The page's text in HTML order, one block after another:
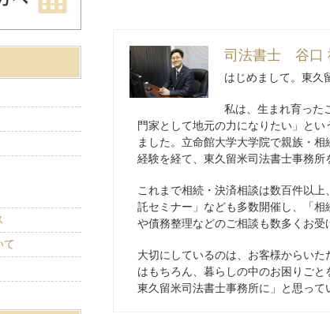
司法書士 谷口
はじめまして。東久
私は、生まれ育った
門家として地元の力になりたい」と
ました。立命館大学大学院で親族・
経験を経て、東久留米司法書士事務所
これまで相続・決済相談は数百件以
託セミナー」なども多数開催し、「
や債務整理などのご相談も数多くお受
大切にしているのは、お客様からい
はもちろん、暮らしの中のお困りご
東久留米司法書士事務所に」と思って
て